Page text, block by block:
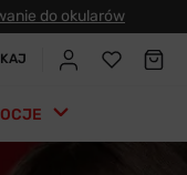
do okularów